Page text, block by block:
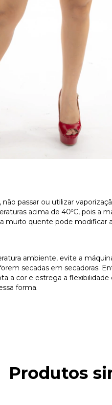
passar ou utilizar
acima de 40ºC, pois a
muito quente pode modificar
ambiente, evite a
secadas em secadoras.
a cor e estrega a flexibilidade
forma.
Produtos